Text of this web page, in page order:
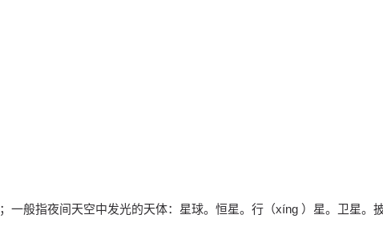
一般指夜间天空中发光的天体：星球。恒星。行（xíng ）星。卫星。披